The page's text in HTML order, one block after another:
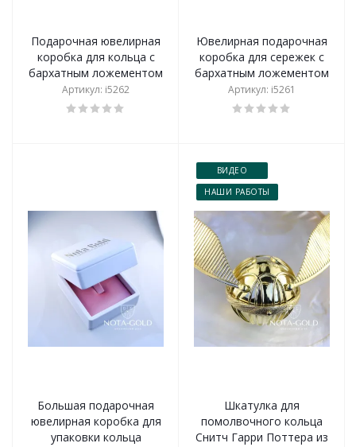
Подарочная ювелирная
коробка для кольца с
бархатным ложементом
Артикул: i5262
Ювелирная подарочная
коробка для сережек с
бархатным ложементом
Артикул: i5261
Большая подарочная
ювелирная коробка для
упаковки кольца
ВИДЕО
НАШИ РАБОТЫ
Шкатулка для
помолвочного кольца
Снитч Гарри Поттера из